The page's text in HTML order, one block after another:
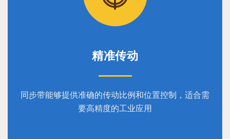
精准传动
同步带能够提供准确的传动比例和位置控制，适合需
要高精度的工业应用